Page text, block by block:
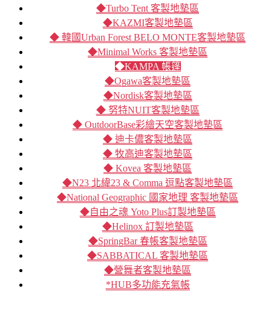
◆Turbo Tent 客製地墊區
◆KAZMI客製地墊區
◆ 韓國Urban Forest BELO MONTE客製地墊區
◆Minimal Works 客製地墊區
◆KAMPA 帳篷
◆Ogawa客製地墊區
◆Nordisk客製地墊區
◆ 努特NUIT客製地墊區
◆ OutdoorBase彩繪天空客製地墊區
◆ 迪卡儂客製地墊區
◆ 牧高迪客製地墊區
◆ Kovea 客製地墊區
◆N23 北緯23 & Comma 逗點客製地墊區
◆National Geographic 國家地理 客製地墊區
◆自由之魂 Yoto Plus訂製地墊區
◆Helinox 訂製地墊區
◆SpringBar 春帳客製地墊區
◆SABBATICAL 客製地墊區
◆營舞者客製地墊區
*HUB多功能充氣帳